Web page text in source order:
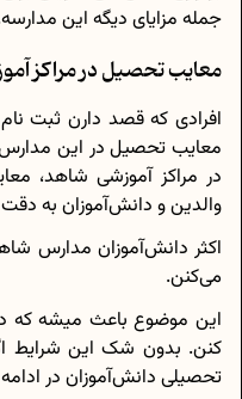
جمله مزایای دیگه این
معایب تحصیل در مراکز
افرادی که قصد دارن ثبت
معایب تحصیل در این
در مراکز آموزشی شاهد،
والدین و دانش‌آموزان به
اکثر دانش‌آموزان مدارس
می‌کنن.
این موضوع باعث میشه که
کنن. بدون شک این شرایط
تحصیلی دانش‌آموزان در